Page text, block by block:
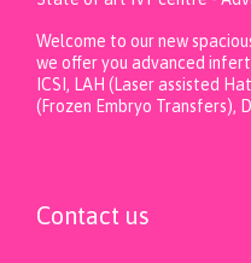
Welcome to our new
we offer you advanced
ICSI, LAH (Laser assisted
(Frozen Embryo Transfers),
Contact us